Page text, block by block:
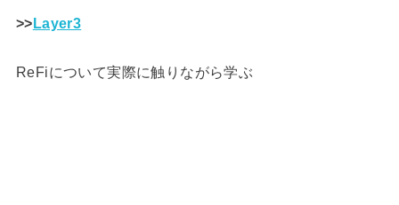
>>Layer3
ReFiについて実際に触りながら学ぶ